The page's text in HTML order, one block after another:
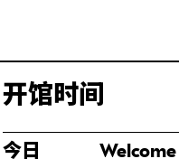
开馆时间
今日
Welcome